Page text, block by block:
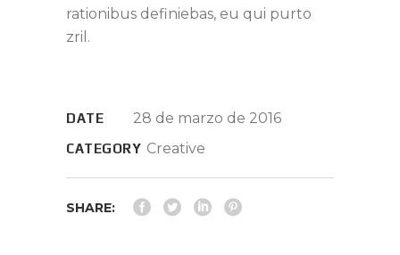
rationibus definiebas, eu qui purto
zril.
DATE 28 de marzo de 2016
CATEGORY Creative
SHARE: